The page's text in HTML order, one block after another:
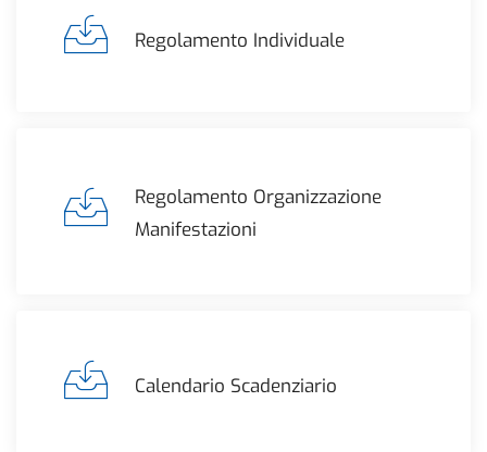
Regolamento Individuale
Regolamento Organizzazione
Manifestazioni
Calendario Scadenziario